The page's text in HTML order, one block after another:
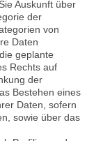
Auskunft über
der
von
Daten
geplante
Rechts auf
der
Bestehen eines
Daten, sofern
sowie über das